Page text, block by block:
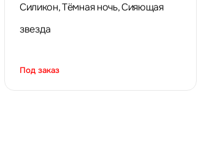
Силикон, Тёмная ночь, Сияющая
звезда
Под заказ